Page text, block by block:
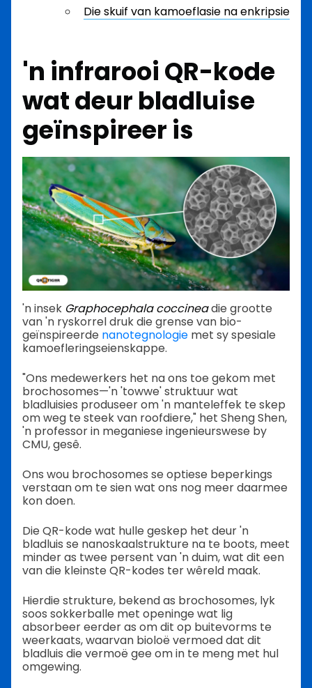
Die skuif van kamoeflasie na enkripsie
'n infrarooi QR-kode
wat deur bladluise
geïnspireer is
'n insek Graphocephala coccineadie grootte
van 'n ryskorrel druk die grense van bio-
geïnspireerde nanotegnologie met sy spesiale
kamoefleringseienskappe.
"Ons medewerkers het na ons toe gekom met
brochosomes—'n 'towwe' struktuur wat
bladluisies produseer om 'n manteleffek te skep
om weg te steek van roofdiere," het Sheng Shen,
'n professor in meganiese ingenieurswese by
CMU, gesê.
Ons wou brochosomes se optiese beperkings
verstaan om te sien wat ons nog meer daarmee
kon doen.
Die QR-kode wat hulle geskep het deur 'n
bladluis se nanoskaalstrukture na te boots, meet
minder as twee persent van 'n duim, wat dit een
van die kleinste QR-kodes ter wêreld maak.
Hierdie strukture, bekend as brochosomes, lyk
soos sokkerballe met openinge wat lig
absorbeer eerder as om dit op buitevorms te
weerkaats, waarvan bioloë vermoed dat dit
bladluis die vermoë gee om in te meng met hul
omgewing.